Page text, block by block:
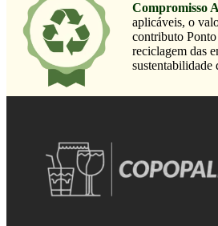
Compromisso
aplicáveis, o
contributo
reciclagem das
sustentabilidade